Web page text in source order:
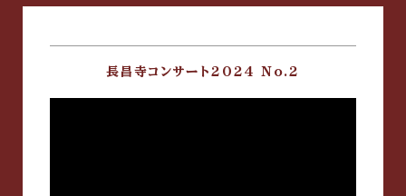
長昌寺コンサート2024 No.2